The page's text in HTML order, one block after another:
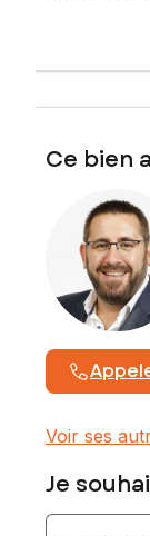
Ce bien
Voir ses
Je
Indiquez